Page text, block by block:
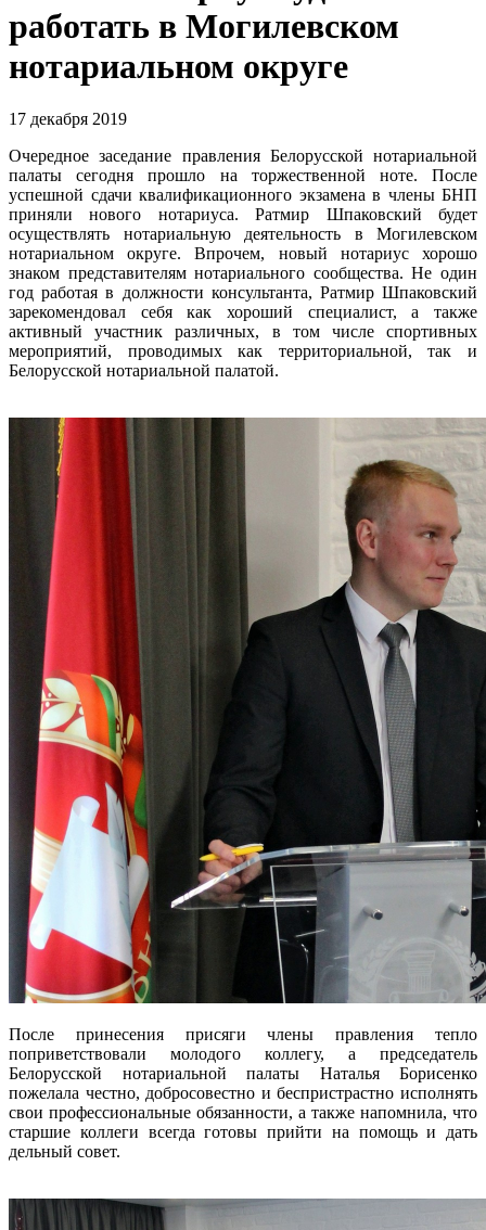
работать в Могилевском
нотариальном округе
17 декабря 2019
Очередное заседание правления Белорусской нотариальной
палаты сегодня прошло на торжественной ноте. После
успешной сдачи квалификационного экзамена в члены БНП
приняли нового нотариуса. Ратмир Шпаковский будет
осуществлять нотариальную деятельность в Могилевском
нотариальном округе. Впрочем, новый нотариус хорошо
знаком представителям нотариального сообщества. Не один
год работая в должности консультанта, Ратмир Шпаковский
зарекомендовал себя как хороший специалист, а также
активный участник различных, в том числе спортивных
мероприятий, проводимых как территориальной, так и
Белорусской нотариальной палатой.
После принесения присяги члены правления тепло
поприветствовали молодого коллегу, а председатель
Белорусской нотариальной палаты Наталья Борисенко
пожелала честно, добросовестно и беспристрастно исполнять
свои профессиональные обязанности, а также напомнила, что
старшие коллеги всегда готовы прийти на помощь и дать
дельный совет.